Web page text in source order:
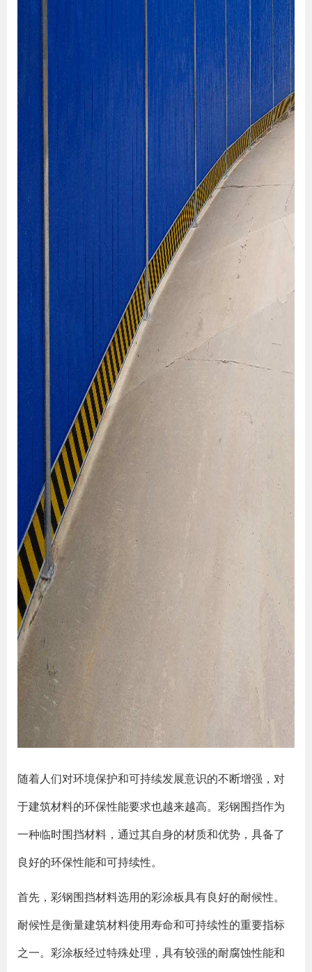
随着人们对环境保护和可持续发展意识的不断增强，对
于建筑材料的环保性能要求也越来越高。彩钢围挡作为
一种临时围挡材料，通过其自身的材质和优势，具备了
良好的环保性能和可持续性。
首先，彩钢围挡材料选用的彩涂板具有良好的耐候性。
耐候性是衡量建筑材料使用寿命和可持续性的重要指标
之一。彩涂板经过特殊处理，具有较强的耐腐蚀性能和